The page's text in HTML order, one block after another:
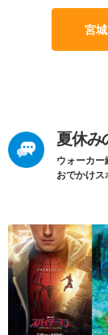
宮
夏休み
ウォーカ
おでかけス